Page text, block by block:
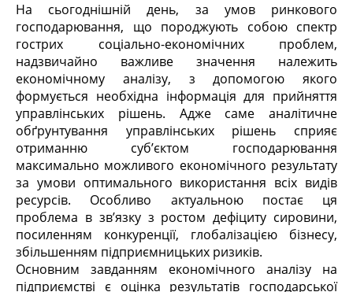
На сьогоднішній день, за умов ринкового
господарювання, що породжують собою спектр
гострих соціально-економічних проблем,
надзвичайно важливе значення належить
економічному аналізу, з допомогою якого
формується необхідна інформація для прийняття
управлінських рішень. Адже саме аналітичне
обґрунтування управлінських рішень сприяє
отриманню суб’єктом господарювання
максимально можливого економічного результату
за умови оптимального використання всіх видів
ресурсів. Особливо актуальною постає ця
проблема в зв’язку з ростом дефіциту сировини,
посиленням конкуренції, глобалізацією бізнесу,
збільшенням підприємницьких ризиків.
Основним завданням економічного аналізу на
підприємстві є оцінка результатів господарської